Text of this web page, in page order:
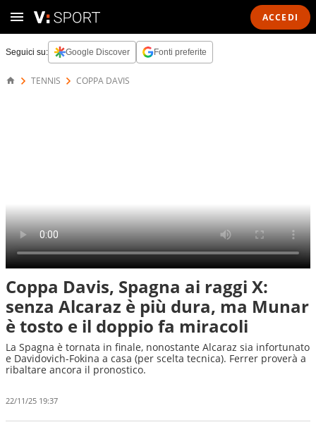
ACCEDI
Seguici su: Google Discover Fonti preferite
TENNIS COPPA DAVIS
Coppa Davis, Spagna ai raggi X:
senza Alcaraz è più dura, ma Munar
è tosto e il doppio fa miracoli
La Spagna è tornata in finale, nonostante Alcaraz sia infortunato
e Davidovich-Fokina a casa (per scelta tecnica). Ferrer proverà a
ribaltare ancora il pronostico.
22/11/25 19:37